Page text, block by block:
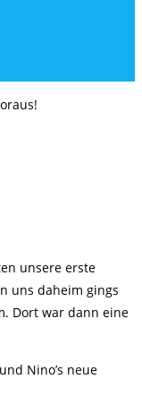
unsere erste
uns daheim gings
Dort war dann eine
Nino’s neue